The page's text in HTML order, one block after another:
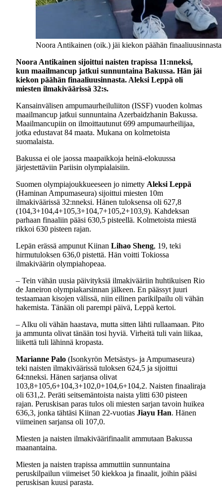
Noora Antikainen (oik.) jäi kiekon päähän
Noora Antikainen sijoittui naisten trapissa 11:nneksi,
kun maailmancup jatkui sunnuntaina Bakussa. Hän jäi
kiekon päähän finaaliuusinnasta. Aleksi Leppä oli
miesten ilmakiväärissä 32:s.
Kansainvälisen ampumaurheiluliiton (ISSF) vuoden kolmas
maailmancup jatkui sunnuntaina Azerbaidzhanin Bakussa.
Maailmancupiin on ilmoittautunut 699 ampumaurheilijaa,
jotka edustavat 84 maata. Mukana on kolmetoista
suomalaista.
Bakussa ei ole jaossa maapaikkoja heinä-elokuussa
järjestettäviin Pariisin olympialaisiin.
Suomen olympiajoukkueeseen jo nimetty Aleksi Leppä
(Haminan Ampumaseura) sijoittui miesten 10m
ilmakiväärissä 32:nneksi. Hänen tuloksensa oli 627,8
(104,3+104,4+105,3+104,7+105,2+103,9). Kahdeksan
parhaan finaaliin pääsi 630,5 pisteellä. Kolmetoista miestä
rikkoi 630 pisteen rajan.
Lepän erässä ampunut Kiinan Lihao Sheng, 19, teki
hirmutuloksen 636,0 pistettä. Hän voitti Tokiossa
ilmakiväärin olympiahopeaa.
– Tein vähän uusia päivityksiä ilmakivääriin huhtikuisen Rio
de Janeiron olympiakarsinnan jälkeen. En päässyt juuri
testaamaan kisojen välissä, niin eilinen parikilpailu oli vähän
hakemista. Tänään oli parempi päivä, Leppä kertoi.
– Alku oli vähän haastava, mutta sitten lähti rullaamaan. Pito
ja ammunta olivat tänään tosi hyviä. Virheitä tuli vain liikaa,
liikettä tuli lähinnä kropasta.
Marianne Palo (Isonkyrön Metsästys- ja Ampumaseura)
teki naisten ilmakiväärissä tuloksen 624,5 ja sijoittui
64:nneksi. Hänen sarjansa olivat
103,8+105,6+104,3+102,0+104,6+104,2. Naisten finaaliraja
oli 631,2. Peräti seitsemäntoista naista ylitti 630 pisteen
rajan. Peruskisan paras tulos oli miesten sarjan tavoin huikea
636,3, jonka tähtäsi Kiinan 22-vuotias Jiayu Han. Hänen
viimeinen sarjansa oli 107,0.
Miesten ja naisten ilmakiväärifinaalit ammutaan Bakussa
maanantaina.
Miesten ja naisten trapissa ammuttiin sunnuntaina
peruskilpailun viimeiset 50 kiekkoa ja finaalit, joihin pääsi
peruskisan kuusi parasta.